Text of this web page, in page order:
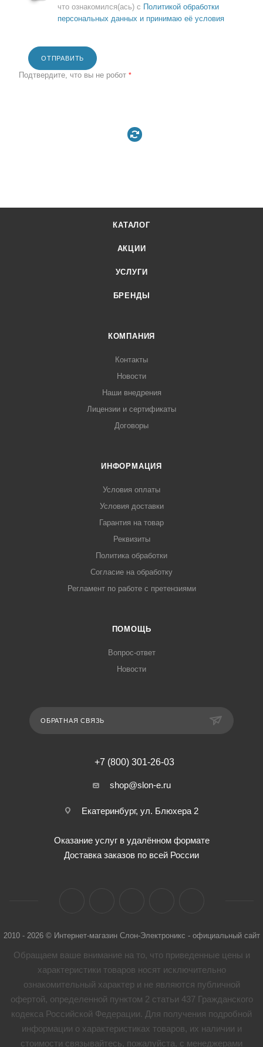
что ознакомился(ась) с Политикой обработки
персональных данных и принимаю её условия
ОТПРАВИТЬ
Подтвердите, что вы не робот *
КАТАЛОГ
АКЦИИ
УСЛУГИ
БРЕНДЫ
КОМПАНИЯ
Контакты
Новости
Наши внедрения
Лицензии и сертификаты
Договоры
ИНФОРМАЦИЯ
Условия оплаты
Условия доставки
Гарантия на товар
Реквизиты
Политика обработки
Согласие на обработку
Регламент по работе с претензиями
ПОМОЩЬ
Вопрос-ответ
Новости
ОБРАТНАЯ СВЯЗЬ
+7 (800) 301-26-03
shop@slon-e.ru
Екатеринбург, ул. Блюхера 2
Оказание услуг в удалённом формате
Доставка заказов по всей России
2010 - 2026 © Интернет-магазин Слон-Электроникс - официальный сайт
Обращаем ваше внимание на то, что приведенные цены и
характеристики товaров носят исключительно
ознакомительный характер и не являются публичной
офертой, определенной пунктом 2 статьи 437 Гражданского
кодекса Российской Федерации. Для получения подробной
информации о характеристиках товaров, их наличии и
стоимости связывайтесь, пожалуйста, с менеджерами